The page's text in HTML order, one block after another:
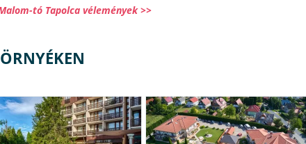
tó Tapolca vélemények >>